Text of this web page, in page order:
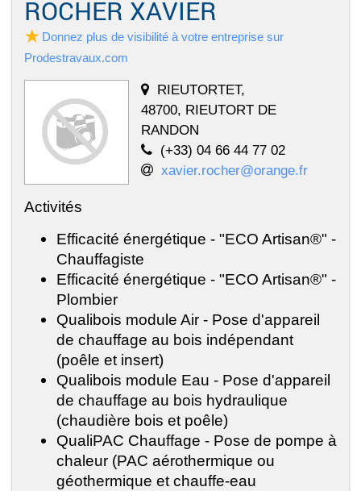
ROCHER XAVIER
Donnez plus de visibilité à votre entreprise sur
Prodestravaux.com
RIEUTORTET,
48700, RIEUTORT DE
RANDON
(+33) 04 66 44 77 02
xavier.rocher@orange.fr
Activités
Efficacité énergétique - "ECO Artisan®" -
Chauffagiste
Efficacité énergétique - "ECO Artisan®" -
Plombier
Qualibois module Air - Pose d'appareil
de chauffage au bois indépendant
(poêle et insert)
Qualibois module Eau - Pose d'appareil
de chauffage au bois hydraulique
(chaudière bois et poêle)
QualiPAC Chauffage - Pose de pompe à
chaleur (PAC aérothermique ou
géothermique et chauffe-eau